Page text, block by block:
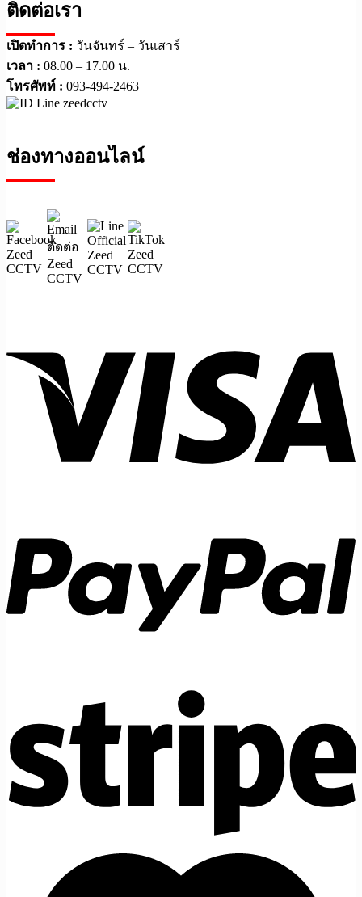
ติดต่อเรา
เปิดทำการ : วันจันทร์ – วันเสาร์
เวลา : 08.00 – 17.00 น.
โทรศัพท์ : 093-494-2463
ช่องทางออนไลน์